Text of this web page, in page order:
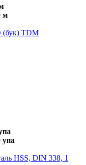
м
(бук) TDM
упа
HSS, DIN 338, 1